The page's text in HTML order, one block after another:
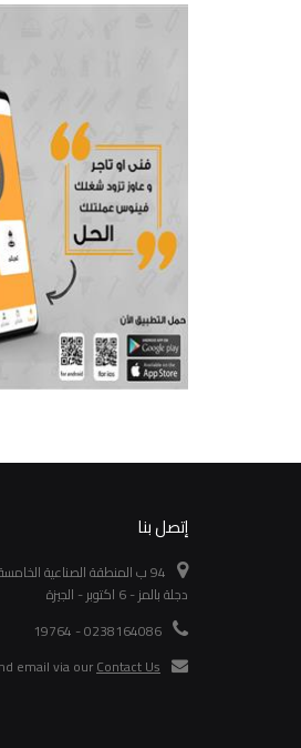
لمبة ليد 3 مستويات
19 وات 3 لون
تفاصيل
إتصل بنا
94 ب المنطقة الصناعية
دجلة بالمز - 6 اكتوبر - الجيزة
0238164086 - 19764
email via ourContact Us